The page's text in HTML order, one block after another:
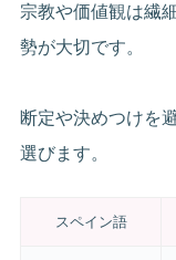
宗教や価値観は繊
勢が大切です。
断定や決めつけを
選びます。
スペイン語